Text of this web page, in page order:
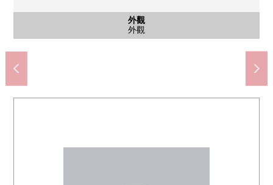
外觀
外觀
客廳
客廳·廚房兼餐室(沒用附帶家具的銷售有)
客廳
客廳·餐廳(沒用附帶家具的銷售有)
客廳
客廳·廚房兼餐室(沒用附帶家具的銷售有)
客廳
客廳·廚房兼餐室(沒用附帶家具的銷售有)
廚房
廚房
廚房
洗碗機
公共汽車
公共汽車
洗臉
盥洗台
廁所
廁所
風景
來自陽台的風景
陽台
陽台
西式房間
西式房間(約4.5張塌塌米)
西式房間
西式房間(約4.5張塌塌米)
收納
收納(約4.5張塌塌米)
西式房間
西式房間(約6.6張塌塌米)
西式房間
西式房間(約6.6張塌塌米)
收納
非居室(約4.9張塌塌米儲藏室)
門口
收納
室內
走廊
外觀
外觀
第4大島小學(約290m)
大島西中學校(約1000m)
藥之福太郎大島站前店(約150m)
江東醫院(約210m)
Peacock store大島店(約250m)
城東郵局(約600m)